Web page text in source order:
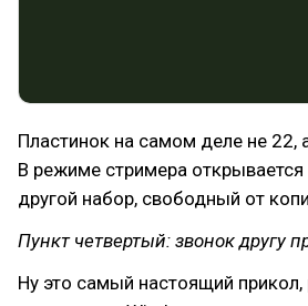
Пластинок на самом деле не 22,
В режиме стримера
другой набор, свободный от
Пункт четвертый: звонок другу
Ну это самый настоящий